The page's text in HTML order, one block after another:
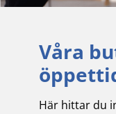
Våra
Här hittar du